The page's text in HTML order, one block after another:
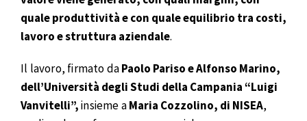
quale produttività e con quale equilibrio tra costi,
lavoro e struttura aziendale.
Il lavoro, firmato daPaolo Pariso e Alfonso Marino,
dell’Università degli Studi della Campania “Luigi
Vanvitelli”,insieme aMaria Cozzolino, di NISEA,